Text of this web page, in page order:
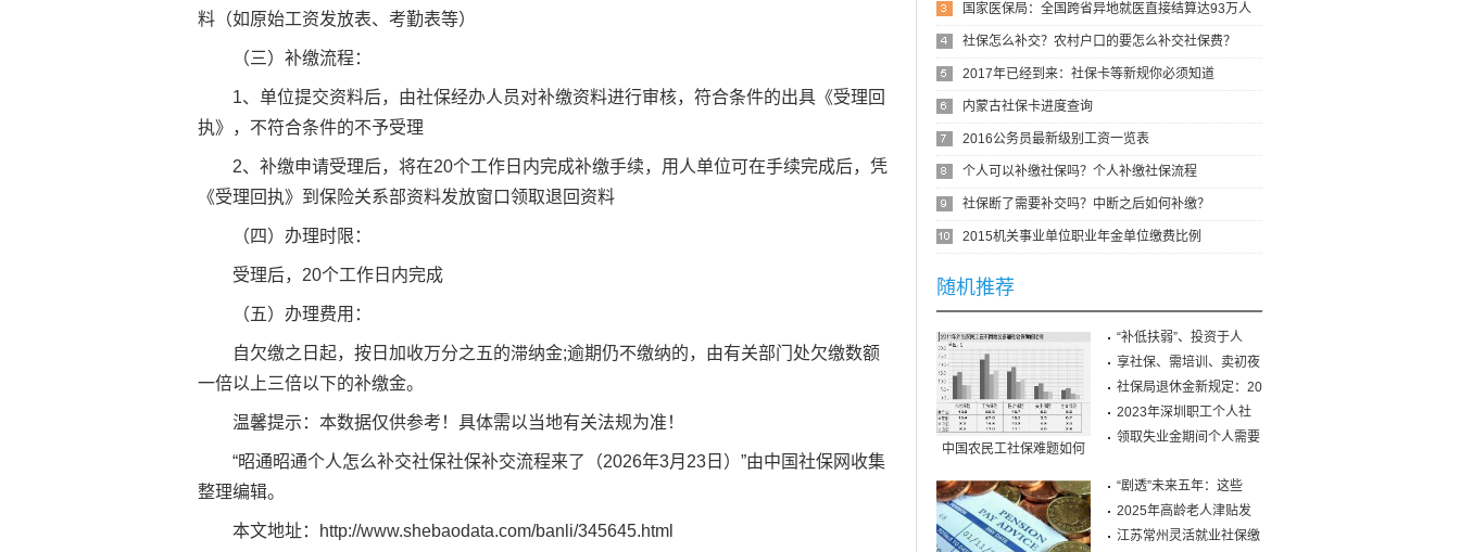
料（如原始工资发放表、考勤表等）
（三）补缴流程：
1、单位提交资料后，由社保经办人员对补缴资料进行审核，符合条件的出具《受理回
执》，不符合条件的不予受理
2、补缴申请受理后，将在20个工作日内完成补缴手续，用人单位可在手续完成后，凭
《受理回执》到保险关系部资料发放窗口领取退回资料
（四）办理时限：
受理后，20个工作日内完成
（五）办理费用：
自欠缴之日起，按日加收万分之五的滞纳金;逾期仍不缴纳的，由有关部门处欠缴数额
一倍以上三倍以下的补缴金。
温馨提示：本数据仅供参考！具体需以当地有关法规为准！
“昭通昭通个人怎么补交社保社保补交流程来了（2026年3月23日）”由中国社保网 收集
整理编辑。
本文地址： http://www.shebaodata.com/banli/345645.html
国家医保局：全国跨省异地就医直接结算达93万人
次 社保怎么补交？农村户口的要怎么补交社保费？
2017年已经到来：社保卡等新规你必须知道
内蒙古社保卡进度查询
2016公务员最新级别工资一览表
个人可以补缴社保吗？个人补缴社保流程
社保断了需要补交吗？中断之后如何补缴？
2015机关事业单位职业年金单位缴费比例
随机推荐
中国农民工社保难题如何
“补低扶弱”、投资于人
享社保、需培训、卖初夜
社保局退休金新规定：20
2023年深圳职工个人社
保领取失业金期间个人需要
“剧透”未来五年：这些
2025年高龄老人津贴发
放江苏常州灵活就业社保缴